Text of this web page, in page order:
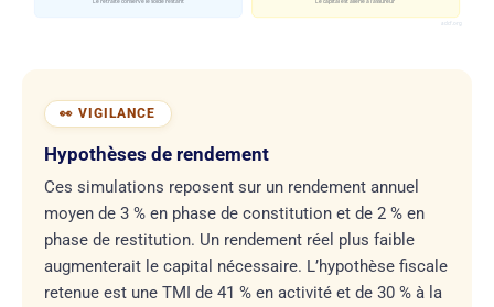
adcf.org
Hypothèses de rendement
Ces simulations reposent sur un rendement annuel
moyen de 3 % en phase de constitution et de 2 % en
phase de restitution. Un rendement réel plus faible
augmenterait le capital nécessaire. L’hypothèse fiscale
retenue est une TMI de 41 % en activité et de 30 % à la